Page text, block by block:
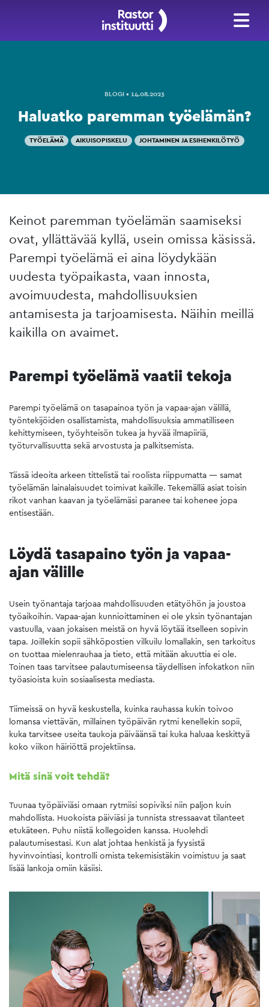
BLOGI • 14.08.2023
Haluatko paremman työelämän?
TYÖELÄMÄ AIKUISOPISKELU JOHTAMINEN JA ESIHENKILÖTYÖ
Keinot paremman työelämän saamiseksi
ovat, yllättävää kyllä, usein omissa käsissä.
Parempi työelämä ei aina löydykään
uudesta työpaikasta, vaan innosta,
avoimuudesta, mahdollisuuksien
antamisesta ja tarjoamisesta. Näihin meillä
kaikilla on avaimet.
Parempi työelämä vaatii tekoja
Parempi työelämä on tasapainoa työn ja vapaa-ajan välillä,
työntekijöiden osallistamista, mahdollisuuksia ammatilliseen
kehittymiseen, työyhteisön tukea ja hyvää ilmapiiriä,
työturvallisuutta sekä arvostusta ja palkitsemista.
Tässä ideoita arkeen tittelistä tai roolista riippumatta — samat
työelämän lainalaisuudet toimivat kaikille. Tekemällä asiat toisin
rikot vanhan kaavan ja työelämäsi paranee tai kohenee jopa
entisestään.
Löydä tasapaino työn ja vapaa-
ajan välille
Usein työnantaja tarjoaa mahdollisuuden etätyöhön ja joustoa
työaikoihin. Vapaa-ajan kunnioittaminen ei ole yksin työnantajan
vastuulla, vaan jokaisen meistä on hyvä löytää itselleen sopivin
tapa. Joillekin sopii sähköpostien vilkuilu lomallakin, sen tarkoitus
on tuottaa mielenrauhaa ja tieto, että mitään akuuttia ei ole.
Toinen taas tarvitsee palautumiseensa täydellisen infokatkon niin
työasioista kuin sosiaalisesta mediasta.
Tiimeissä on hyvä keskustella, kuinka rauhassa kukin toivoo
lomansa viettävän, millainen työpäivän rytmi kenellekin sopii,
kuka tarvitsee useita taukoja päiväänsä tai kuka haluaa keskittyä
koko viikon häiriöttä projektiinsa.
Mitä sinä voit tehdä?
Tuunaa työpäiviäsi omaan rytmiisi sopiviksi niin paljon kuin
mahdollista. Huokoista päiviäsi ja tunnista stressaavat tilanteet
etukäteen. Puhu niistä kollegoiden kanssa. Huolehdi
palautumisestasi. Kun alat johtaa henkistä ja fyysistä
hyvinvointiasi, kontrolli omista tekemisistäkin voimistuu ja saat
lisää lankoja omiin käsiisi.